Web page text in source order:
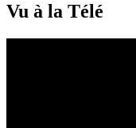
Vu à la Télé